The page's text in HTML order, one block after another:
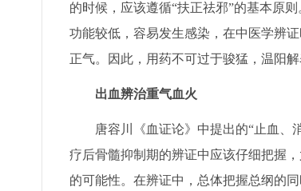
的时候，应该遵循“扶正祛邪”的基本原
功能较低，容易发生感染，在中医学辨
正气。因此，用药不可过于骏猛，温阳
出血辨治重气血火
唐容川《血证论》中提出的“止血、消
疗后骨髓抑制期的辨证中应该仔细把握
的可能性。在辨证中，总体把握总纲的